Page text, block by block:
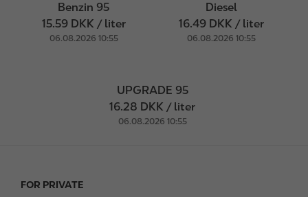
Benzin 95
15.59 DKK / liter
06.08.2026 10:55
Diesel
16.49 DKK / liter
06.08.2026 10:55
UPGRADE 95
16.28 DKK / liter
06.08.2026 10:55
F
FOR PRIVATE